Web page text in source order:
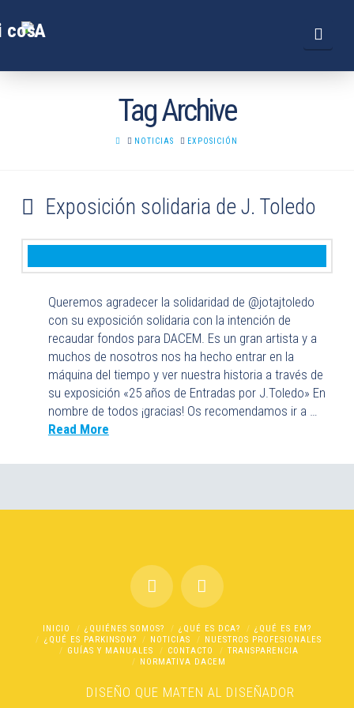
Tag Archive
HOMENOTICIAS EXPOSICIÓN
Exposición solidaria de J. Toledo
Queremos agradecer la solidaridad de @jotajtoledo
con su exposición solidaria con la intención de
recaudar fondos para DACEM. Es un gran artista y a
muchos de nosotros nos ha hecho entrar en la
máquina del tiempo y ver nuestra historia a través de
su exposición «25 años de Entradas por J.Toledo» En
nombre de todos ¡gracias! Os recomendamos ir a …
Read More
INICIO ¿QUIÉNES SOMOS? ¿QUÉ ES DCA?
¿QUÉ ES EM?
¿QUÉ ES PARKINSON?
NOTICIAS
NUESTROS PROFESIONALES
GUÍAS Y MANUALES
CONTACTO
TRANSPARENCIA
NORMATIVA DACEM
DISEÑO QUE MATEN AL DISEÑADOR